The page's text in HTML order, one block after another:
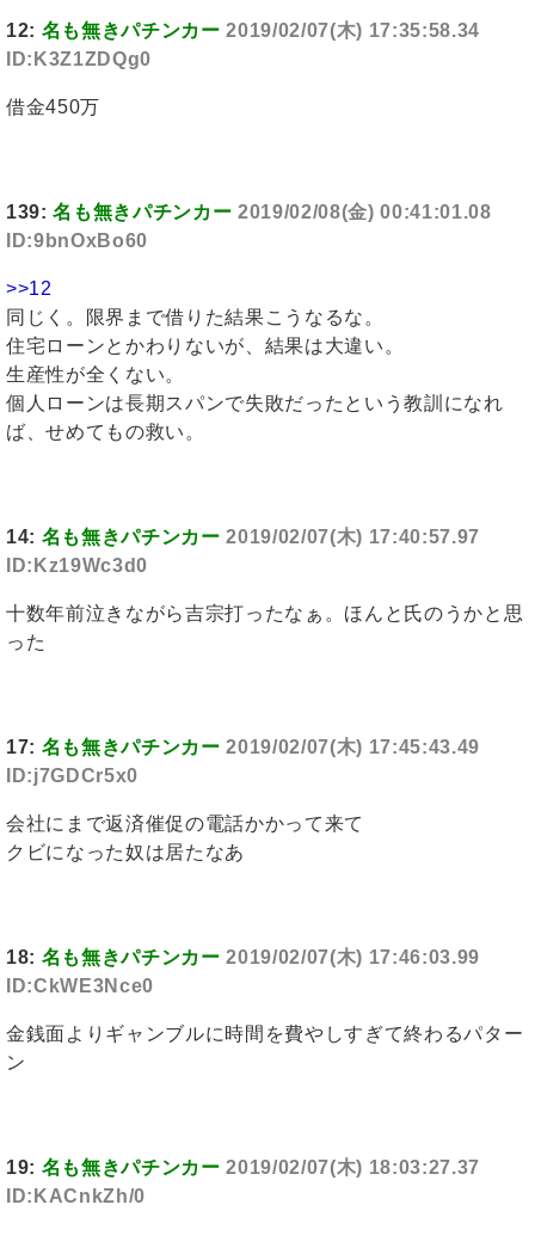
12: 名も無きパチンカー 2019/02/07(木) 17:35:58.34
ID:K3Z1ZDQg0
借金450万
139:名も無きパチンカー 2019/02/08(金) 00:41:01.08
ID:9bnOxBo60
>>12
同じく。限界まで借りた結果こうなるな。
住宅ローンとかわりないが、結果は大違い。
生産性が全くない。
個人ローンは長期スパンで失敗だったという教訓になれ
ば、せめてもの救い。
14: 名も無きパチンカー 2019/02/07(木) 17:40:57.97
ID:Kz19Wc3d0
十数年前泣きながら吉宗打ったなぁ。ほんと氏のうかと思
った
17: 名も無きパチンカー 2019/02/07(木) 17:45:43.49
ID:j7GDCr5x0
会社にまで返済催促の電話かかって来て
クビになった奴は居たなあ
18: 名も無きパチンカー 2019/02/07(木) 17:46:03.99
ID:CkWE3Nce0
金銭面よりギャンブルに時間を費やしすぎて終わるパター
ン
19: 名も無きパチンカー 2019/02/07(木) 18:03:27.37
ID:KACnkZh/0